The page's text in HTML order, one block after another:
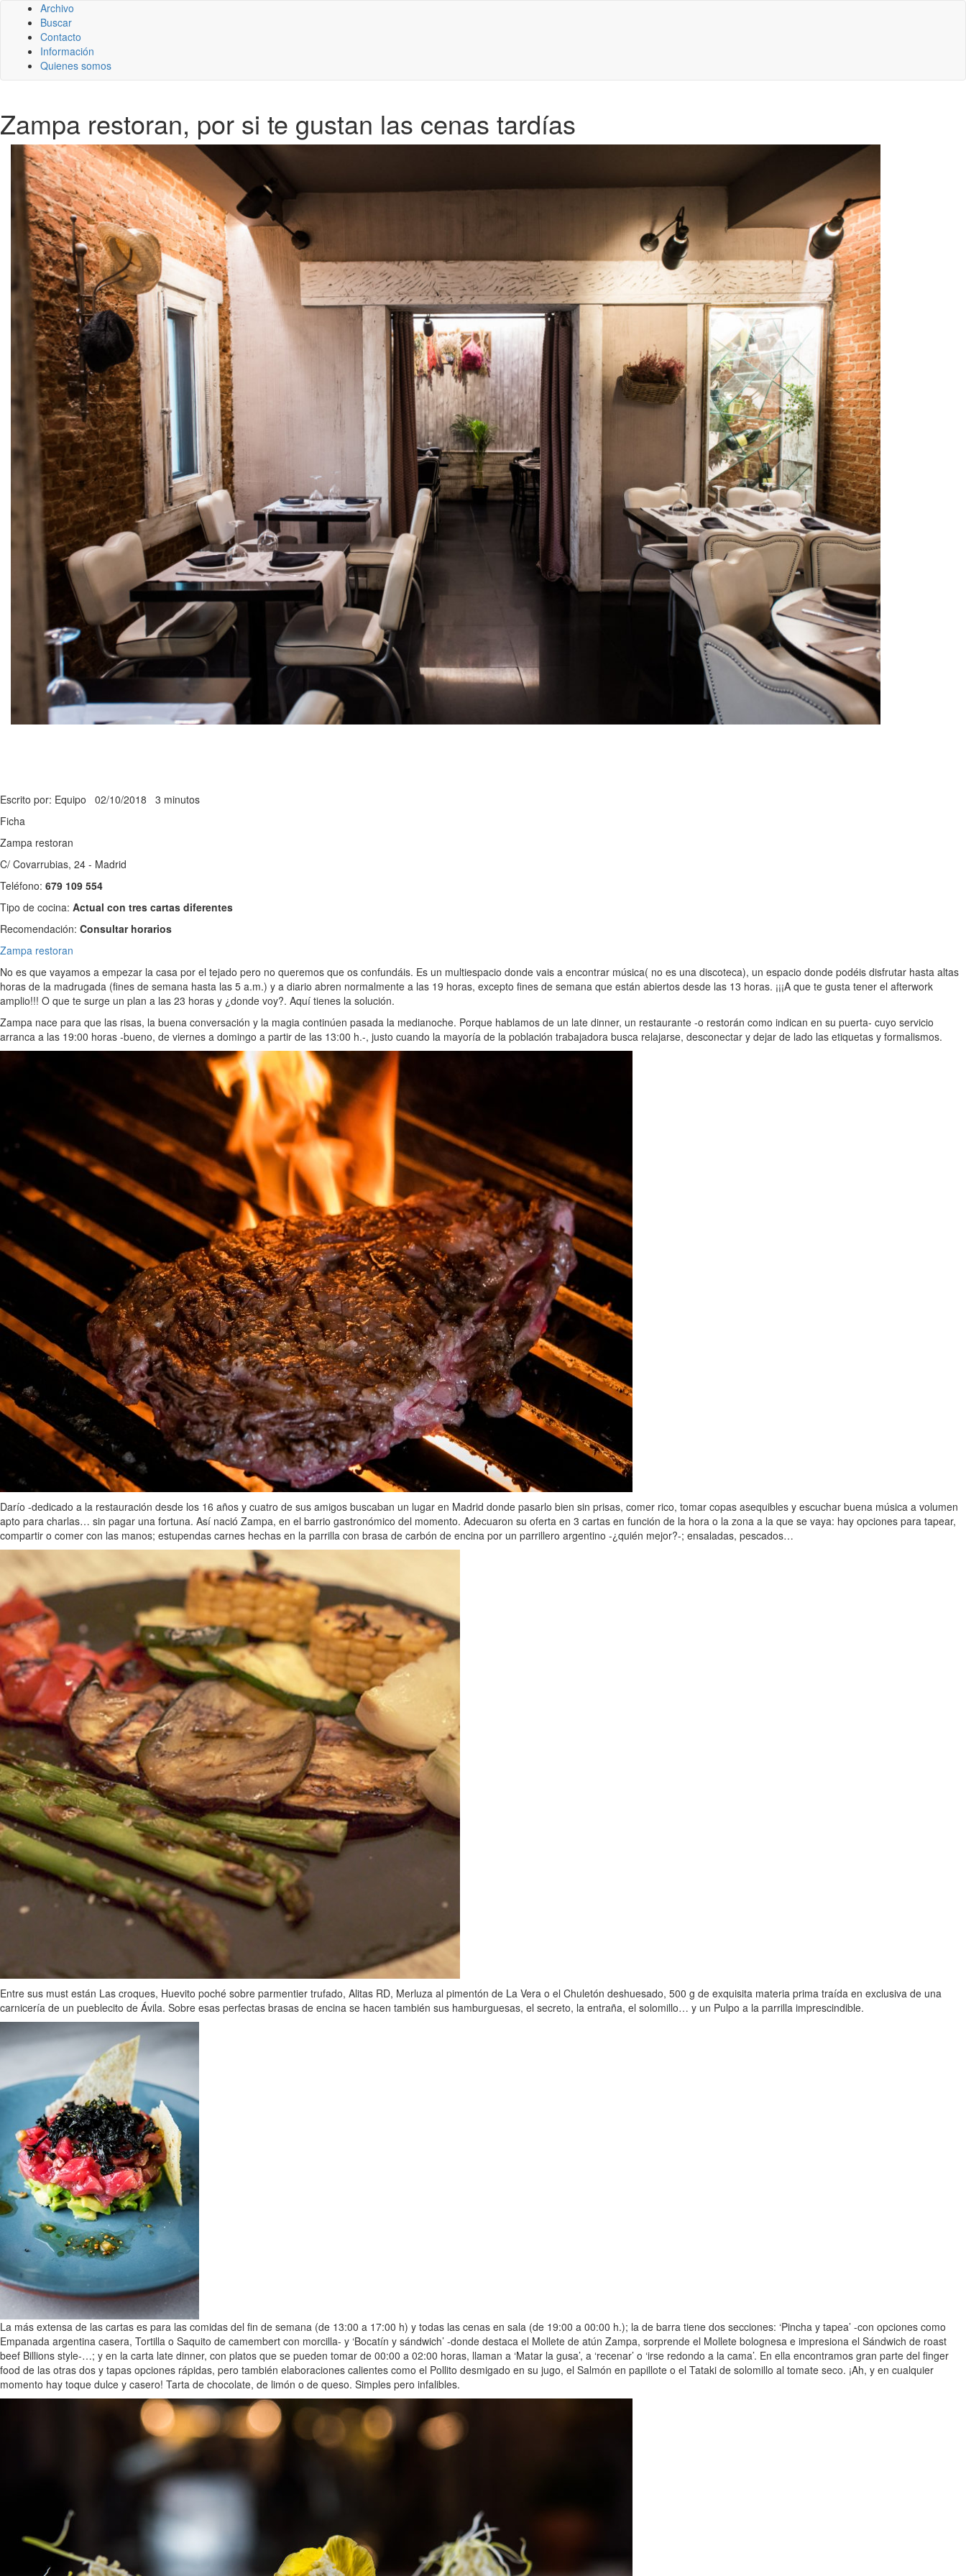
Archivo
Buscar
Contacto
Información
Quienes somos
Zampa restoran, por si te gustan las cenas tardías
Escrito por: Equipo 02/10/2018 3 minutos
Ficha
Zampa restoran
C/ Covarrubias, 24 - Madrid
Teléfono: 679 109 554
Tipo de cocina: Actual con tres cartas diferentes
Recomendación: Consultar horarios
Zampa restoran
No es que vayamos a empezar la casa por el tejado pero no queremos que os confundáis. Es un multiespacio donde vais a encontrar música( no es una discoteca), un espacio donde podéis disfrutar hasta altas
horas de la madrugada (fines de semana hasta las 5 a.m.) y a diario abren normalmente a las 19 horas, excepto fines de semana que están abiertos desde las 13 horas. ¡¡¡A que te gusta tener el afterwork
amplio!!! O que te surge un plan a las 23 horas y ¿donde voy?. Aquí tienes la solución.
Zampa nace para que las risas, la buena conversación y la magia continúen pasada la medianoche. Porque hablamos de un late dinner, un restaurante -o restorán como indican en su puerta- cuyo servicio
arranca a las 19:00 horas -bueno, de viernes a domingo a partir de las 13:00 h.-, justo cuando la mayoría de la población trabajadora busca relajarse, desconectar y dejar de lado las etiquetas y formalismos.
Darío -dedicado a la restauración desde los 16 años y cuatro de sus amigos buscaban un lugar en Madrid donde pasarlo bien sin prisas, comer rico, tomar copas asequibles y escuchar buena música a volumen
apto para charlas… sin pagar una fortuna. Así nació Zampa, en el barrio gastronómico del momento. Adecuaron su oferta en 3 cartas en función de la hora o la zona a la que se vaya: hay opciones para tapear,
compartir o comer con las manos; estupendas carnes hechas en la parrilla con brasa de carbón de encina por un parrillero argentino -¿quién mejor?-; ensaladas, pescados…
Entre sus must están Las croques, Huevito poché sobre parmentier trufado, Alitas RD, Merluza al pimentón de La Vera o el Chuletón deshuesado, 500 g de exquisita materia prima traída en exclusiva de una
carnicería de un pueblecito de Ávila. Sobre esas perfectas brasas de encina se hacen también sus hamburguesas, el secreto, la entraña, el solomillo… y un Pulpo a la parrilla imprescindible.
La más extensa de las cartas es para las comidas del fin de semana (de 13:00 a 17:00 h) y todas las cenas en sala (de 19:00 a 00:00 h.); la de barra tiene dos secciones: ‘Pincha y tapea’ -con opciones como
Empanada argentina casera, Tortilla o Saquito de camembert con morcilla- y ‘Bocatín y sándwich’ -donde destaca el Mollete de atún Zampa, sorprende el Mollete bolognesa e impresiona el Sándwich de roast
beef Billions style-…; y en la carta late dinner, con platos que se pueden tomar de 00:00 a 02:00 horas, llaman a ‘Matar la gusa’, a ‘recenar’ o ‘irse redondo a la cama’. En ella encontramos gran parte del finger
food de las otras dos y tapas opciones rápidas, pero también elaboraciones calientes como el Pollito desmigado en su jugo, el Salmón en papillote o el Tataki de solomillo al tomate seco. ¡Ah, y en cualquier
momento hay toque dulce y casero! Tarta de chocolate, de limón o de queso. Simples pero infalibles.